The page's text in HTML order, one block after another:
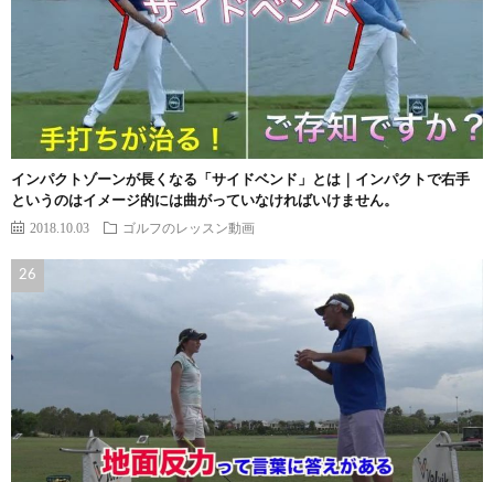
インパクトゾーンが長くなる「サイドベンド」とは｜インパクトで右手
というのはイメージ的には曲がっていなければいけません。
2018.10.03 ゴルフのレッスン動画